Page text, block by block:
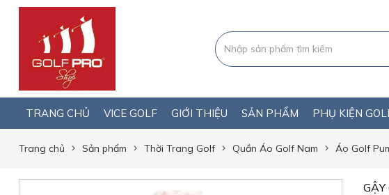
TRANG CHỦ VICE GOLF GIỚI THIỆU SẢN PHẨM PHỤ KIỆN
Trang chủ Sản phẩm Thời Trang Golf Quần Áo Golf Nam Áo Golf
GẬY